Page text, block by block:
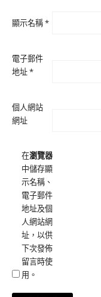
顯示名稱*
電子郵件
地址*
個人網站
網址
在瀏覽器
中儲存顯
示名稱、
電子郵件
地址及個
人網站網
址，以供
下次發佈
留言時使
用。